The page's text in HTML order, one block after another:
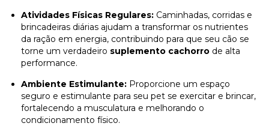
Atividades Físicas Regulares: Caminhadas, corridas e
brincadeiras diárias ajudam a transformar os nutrientes
da ração em energia, contribuindo para que seu cão se
torne um verdadeiro suplemento cachorro de alta
performance.
Ambiente Estimulante: Proporcione um espaço
seguro e estimulante para seu pet se exercitar e brincar,
fortalecendo a musculatura e melhorando o
condicionamento físico.